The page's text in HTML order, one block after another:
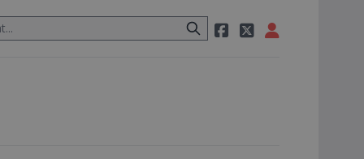
původu. : Na americké městečko